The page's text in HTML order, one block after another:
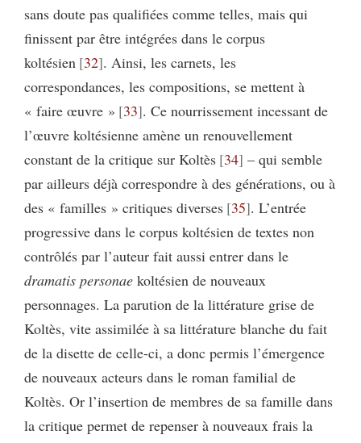
sans doute pas qualifiées comme telles, mais qui
finissent par être intégrées dans le corpus
koltésien 32 . Ainsi, les carnets, les
correspondances, les compositions, se mettent à
« faire œuvre » 33 . Ce nourrissement incessant de
l’œuvre koltésienne amène un renouvellement
constant de la critique sur Koltès 34 – qui semble
par ailleurs déjà correspondre à des générations, ou à
des « familles » critiques diverses 35 . L’entrée
progressive dans le corpus koltésien de textes non
contrôlés par l’auteur fait aussi entrer dans le
dramatis personae koltésien de nouveaux
personnages. La parution de la littérature grise de
Koltès, vite assimilée à sa littérature blanche du fait
de la disette de celle-ci, a donc permis l’émergence
de nouveaux acteurs dans le roman familial de
Koltès. Or l’insertion de membres de sa famille dans
la critique permet de repenser à nouveaux frais la